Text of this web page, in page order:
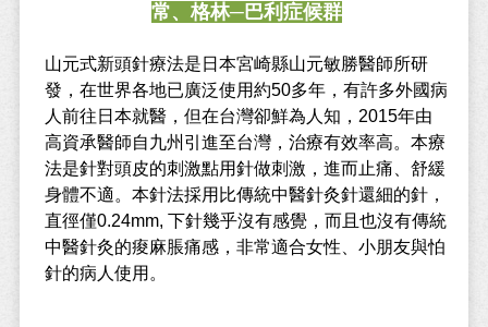
常、格林─巴利症候群
山元式新頭針療法是日本宮崎縣山元敏勝醫師所研
發，在世界各地已廣泛使用約50多年，有許多外國病
人前往日本就醫，但在台灣卻鮮為人知，2015年由
高資承醫師自九州引進至台灣，治療有效率高。本療
法是針對頭皮的刺激點用針做刺激，進而止痛、舒緩
身體不適。本針法採用比傳統中醫針灸針還細的針，
直徑僅0.24mm, 下針幾乎沒有感覺，而且也沒有傳統
中醫針灸的痠麻脹痛感，非常適合女性、小朋友與怕
針的病人使用。